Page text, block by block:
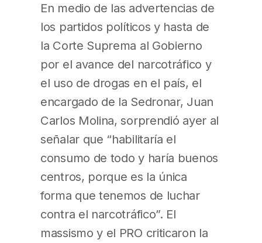
En medio de las advertencias de
los partidos políticos y hasta de
la Corte Suprema al Gobierno
por el avance del narcotráfico y
el uso de drogas en el país, el
encargado de la Sedronar, Juan
Carlos Molina, sorprendió ayer al
señalar que “habilitaría el
consumo de todo y haría buenos
centros, porque es la única
forma que tenemos de luchar
contra el narcotráfico”. El
massismo y el PRO criticaron la